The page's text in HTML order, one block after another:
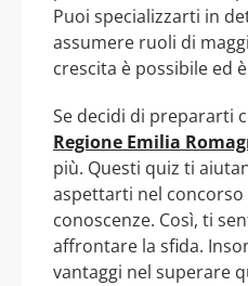
Puoi specializzarti in
assumere ruoli di
crescita è possibile ed
Se decidi di prepararti
Regione Emilia
più. Questi quiz ti
aspettarti nel
conoscenze. Così, ti
affrontare la sfida.
vantaggi nel superare